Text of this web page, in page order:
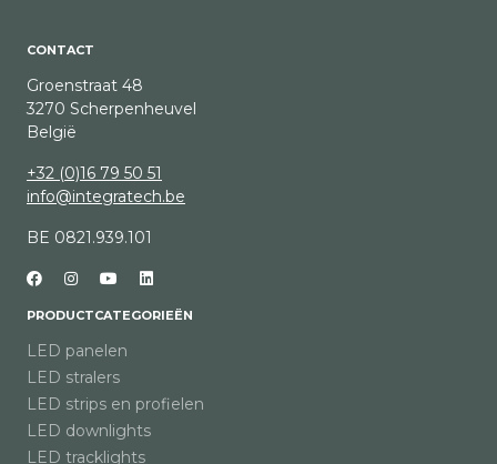
CONTACT
Groenstraat 48
3270 Scherpenheuvel
België
+32 (0)16 79 50 51
info@integratech.be
BE 0821.939.101
PRODUCTCATEGORIEËN
LED panelen
LED stralers
LED strips en profielen
LED downlights
LED tracklights